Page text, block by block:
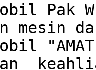
Pak
mesin